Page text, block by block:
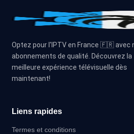
Optez pour l'IPTV en France 🇫🇷 avec
abonnements de qualité. Découvrez la
meilleure expérience télévisuelle dès
maintenant!
Liens rapides
Termes et conditions